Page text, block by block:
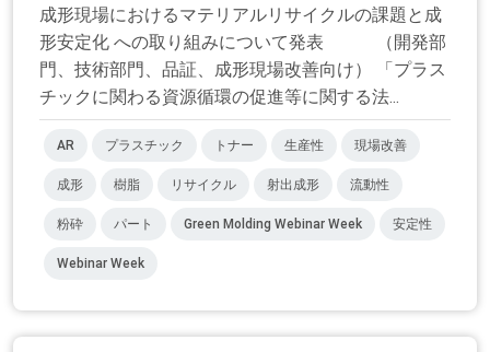
成形現場におけるマテリアルリサイクルの課題と成
形安定化 への取り組みについて発表 （開発部
門、技術部門、品証、成形現場改善向け） 「プラス
チックに関わる資源循環の促進等に関する法...
AR プラスチック トナー 生産性 現場改善
成形 樹脂 リサイクル 射出成形 流動性
粉砕 パート Green Molding Webinar Week 安定性
Webinar Week